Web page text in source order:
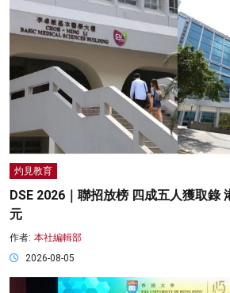
灼見教育
DSE 2026｜聯招放榜 四成五人獲取錄
元
作者: 本社編輯部
2026-08-05